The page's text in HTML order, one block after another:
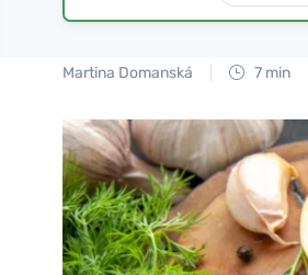
Martina Domanská 7 min